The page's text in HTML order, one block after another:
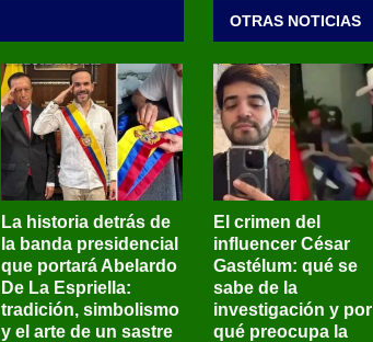
La historia detrás de
la banda presidencial
que portará Abelardo
De La Espriella:
tradición, simbolismo
y el arte de un sastre
OTRAS NOTICIAS
El crimen del
influencer César
Gastélum: qué se
sabe de la
investigación y por
qué preocupa la